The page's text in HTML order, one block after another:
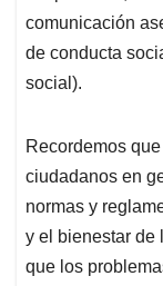
comunicación
de conducta
social).
Recordemos
ciudadanos en
normas y
y el bienestar de
que los